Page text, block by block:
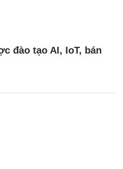
đào tạo AI, IoT, bán